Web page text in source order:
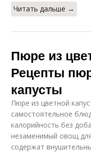
Читать дальше →
Пюре из
Рецепты
капусты
Пюре из цветной
самостоятельное
калорийность без
незаменимый овощ
содержат